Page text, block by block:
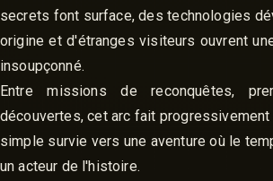
secrets font surface, des technologies
origine et d'étranges visiteurs ouvrent
insoupçonné.
Entre missions de reconquêtes,
découvertes, cet arc fait
simple survie vers une aventure où le
un acteur de l'histoire.